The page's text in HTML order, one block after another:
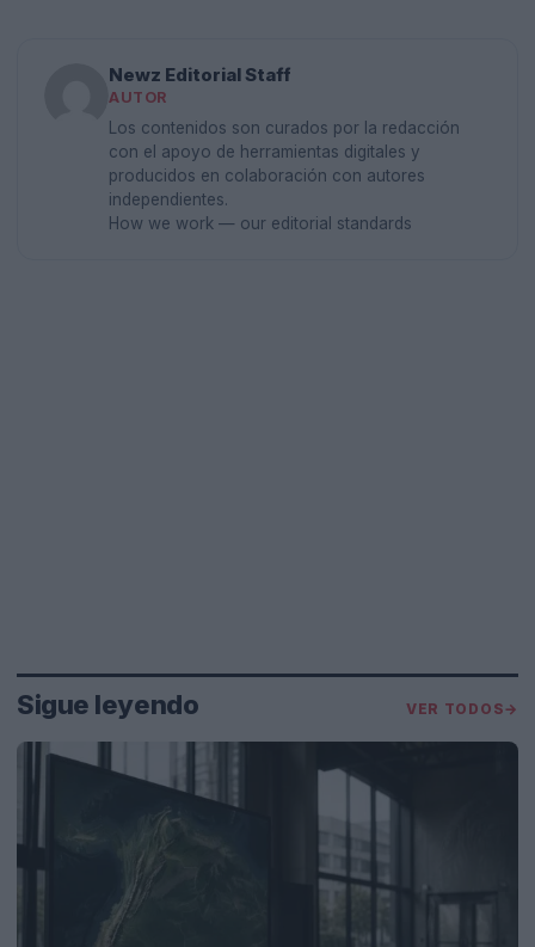
Newz Editorial Staff
AUTOR
Los contenidos son curados por la redacción
con el apoyo de herramientas digitales y
producidos en colaboración con autores
independientes.
How we work — our editorial standards
Sigue leyendo VER TODOS→